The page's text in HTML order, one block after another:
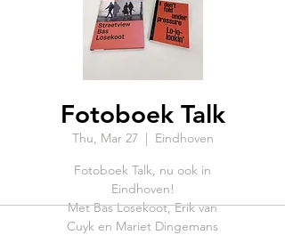
Fotoboek Talk
Thu, Mar 27
  |
Eindhoven
Fotoboek Talk, nu ook in
Eindhoven!
Met Bas Losekoot, Erik van
Cuyk en Mariet Dingemans